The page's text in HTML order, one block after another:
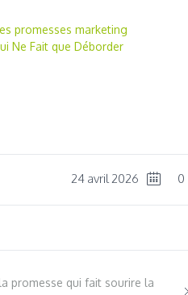
promesses marketing
Ne Fait que Déborder
24 avril 2026 0
promesse qui fait sourire la